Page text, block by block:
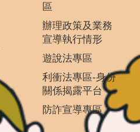
區
辦理政策及業務
宣導執行情形
遊說法專區
利衝法專區-身份
關係揭露平台
防詐宣導專區